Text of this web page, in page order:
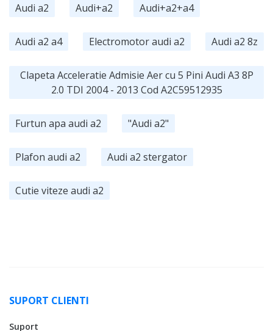
Audi a2 Audi+a2 Audi+a2+a4
Audi a2 a4 Electromotor audi a2 Audi a2 8z
Clapeta Acceleratie Admisie Aer cu 5 Pini Audi A3 8P
2.0 TDI 2004 - 2013 Cod A2C59512935
Furtun apa audi a2 "Audi a2"
Plafon audi a2 Audi a2 stergator
Cutie viteze audi a2
SUPORT CLIENTI
Suport